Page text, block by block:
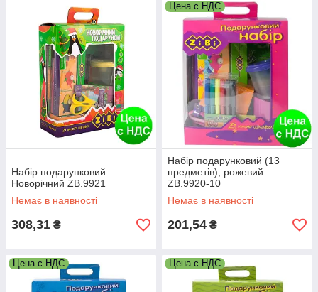
Набір подарунковий
Новорічний ZB.9921
Немає в наявності
308,31 ₴
Цена с НДС
Набір подарунковий (13
предметів), рожевий
ZB.9920-10
Немає в наявності
201,54 ₴
Цена с НДС Цена с НДС